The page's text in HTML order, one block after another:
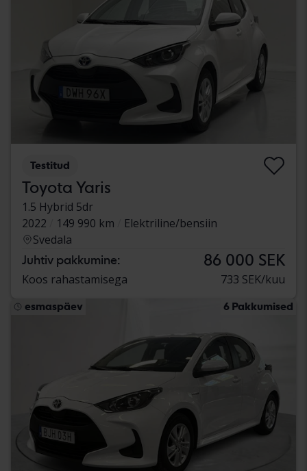
Testitud
Toyota Yaris
1.5 Hybrid 5dr
2022
149 990 km
Elektriline/bensiin
Svedala
Juhtiv pakkumine: 86 000 SEK
Koos rahastamisega 733 SEK/kuu
esmaspäev 6 Pakkumised